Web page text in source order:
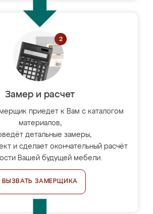
Замер и расчет
приедет к Вам с каталогом
материалов,
детальные замеры,
и сделает окончательный расчёт
Вашей будущей мебели.
ВЫЗВАТЬ ЗАМЕРЩИКА